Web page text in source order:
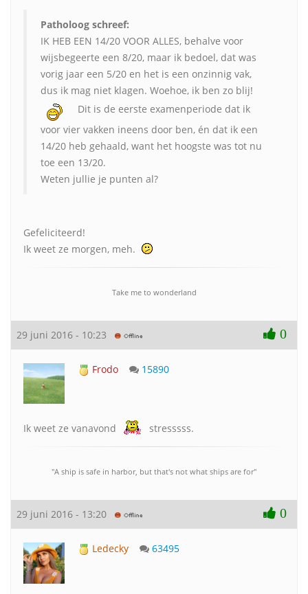
Patholoog schreef:
IK HEB EEN 14/20 VOOR ALLES, behalve voor
wijsbegeerte een 8/20, maar ik bedoel, dat was
vorig jaar een 5/20 en het is een onzinnig vak,
dus ik mag niet klagen. Woehoe, ik ben zo blij!
Dit is de eerste examenperiode dat ik
voor vier vakken ineens door ben, én dat ik een
14/20 heb gehaald, want het hoogste was tot nu
toe een 13/20.
Weten jullie je punten al?
Gefeliciteerd!
Ik weet ze morgen, meh.
Take me to wonderland
29 juni 2016 - 10:23 0
Frodo 15890
Ik weet ze vanavond stresssss.
"A ship is safe in harbor, but that's not what ships are for"
29 juni 2016 - 13:20 0
Ledecky 63495